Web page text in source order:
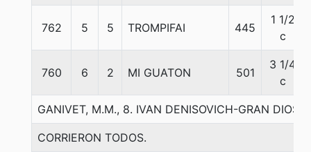
762 5 5 TROMPIFAI 445
1 1/2
c
760 6 2 MI GUATON 501
3 1/4
c
GANIVET, M.M., 8. IVAN DENISOVICH-GRAN
CORRIERON TODOS.